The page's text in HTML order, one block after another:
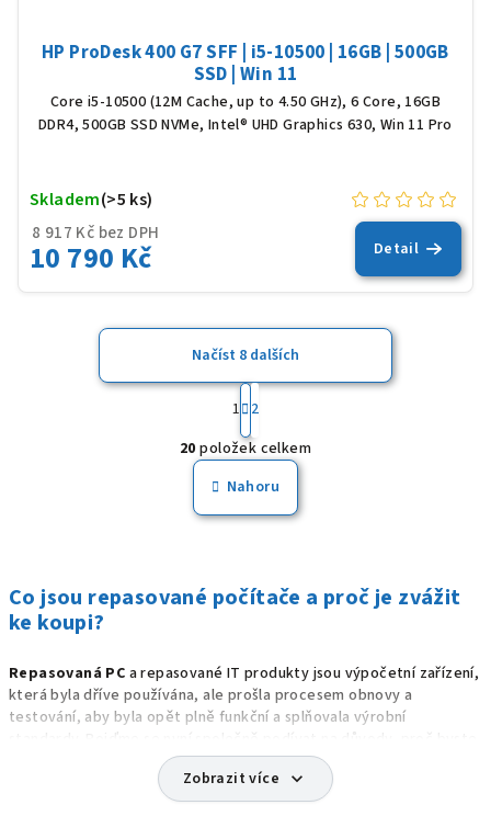
HP ProDesk 400 G7 SFF | i5-10500 | 16GB | 500GB
SSD | Win 11
Core i5-10500 (12M Cache, up to 4.50 GHz), 6 Core, 16GB
DDR4, 500GB SSD NVMe, Intel® UHD Graphics 630, Win 11 Pro
8 917 Kč bez DPH
10 790 Kč
Skladem(>5 ks)
Detail
O
v
l
á
c
í
v
k
v
ý
Načíst 8 dalších
S
t
r
á
n
k
o
í
1 2
20 položek celkem
Nahoru
Co jsou repasované počítače a proč je zvážit
ke koupi?
Repasovaná PC a repasované IT produkty jsou výpočetní zařízení,
která byla dříve používána, ale prošla procesem obnovy a
testování, aby byla opět plně funkční a splňovala výrobní
standardy. Pojďme se nyní společně podívat na důvody, proč byste
měli zvážit jejich nákup.
Zobrazit více expand_more